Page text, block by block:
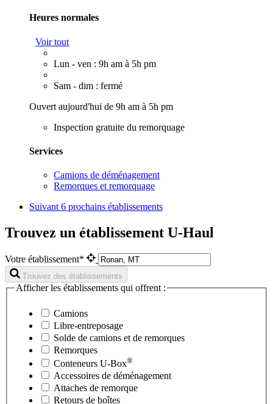
Heures normales
Voir tout
Lun - ven : 9h am à 5h pm
Sam - dim : fermé
Ouvert aujourd'hui de 9h am à 5h pm
Inspection gratuite du remorquage
Services
Camions de déménagement
Remorques et remorquage
Suivant 6 prochains établissements
Trouvez un établissement U-Haul
Votre établissement*
Trouvez des établissements
Afficher les établissements qui offrent :
Camions
Libre-entreposage
Solde de camions et de remorques
Remorques
Conteneurs U-Box®
Accessoires de déménagement
Attaches de remorque
Retours de boîtes